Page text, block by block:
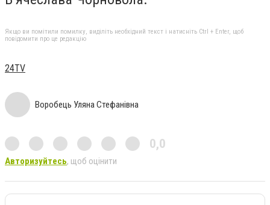
Якщо ви помітили помилку, виділіть необхідний текст і натисніть Ctrl + Enter, щоб
повідомити про це редакцію
24TV
Воробець Уляна Стефанівна
0,0
Авторизуйтесь, щоб оцінити